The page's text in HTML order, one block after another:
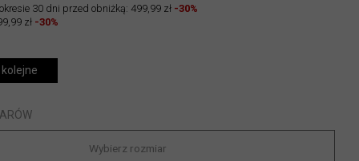
30 dni przed obniżką: 499,99 zł -30%
zł -30%
Wybierz rozmiar